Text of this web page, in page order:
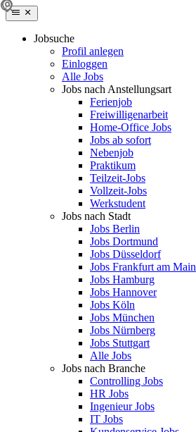
Jobsuche
Profil anlegen
Einloggen
Alle Jobs
Jobs nach Anstellungsart
Ferienjob
Freiwilligenarbeit
Home-Office Jobs
Jobs ab sofort
Nebenjob
Praktikum
Teilzeit-Jobs
Vollzeit-Jobs
Werkstudent
Jobs nach Stadt
Jobs Berlin
Jobs Dortmund
Jobs Düsseldorf
Jobs Frankfurt am Main
Jobs Hamburg
Jobs Hannover
Jobs Köln
Jobs München
Jobs Nürnberg
Jobs Stuttgart
Alle Jobs
Jobs nach Branche
Controlling Jobs
HR Jobs
Ingenieur Jobs
IT Jobs